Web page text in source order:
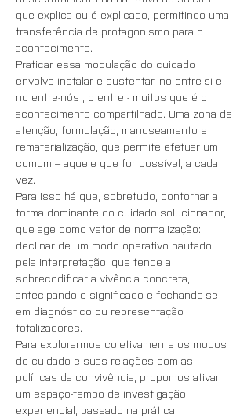
que explica ou é explicado, permitindo uma
transferência de protagonismo para o
acontecimento.
Praticar essa modulação do cuidado
envolve instalar e sustentar, no entre-si e
no entre-nós , o entre - muitos que é o
acontecimento compartilhado. Uma zona de
atenção, formulação, manuseamento e
rematerialização, que permite efetuar um
comum – aquele que for possível, a cada
vez.
Para isso há que, sobretudo, contornar a
forma dominante do cuidado solucionador,
que age como vetor de normalização:
declinar de um modo operativo pautado
pela interpretação, que tende a
sobrecodificar a vivência concreta,
antecipando o significado e fechando-se
em diagnóstico ou representação
totalizadores.
Para explorarmos coletivamente os modos
do cuidado e suas relações com as
políticas da convivência, propomos ativar
um espaço-tempo de investigação
experiencial, baseado na prática